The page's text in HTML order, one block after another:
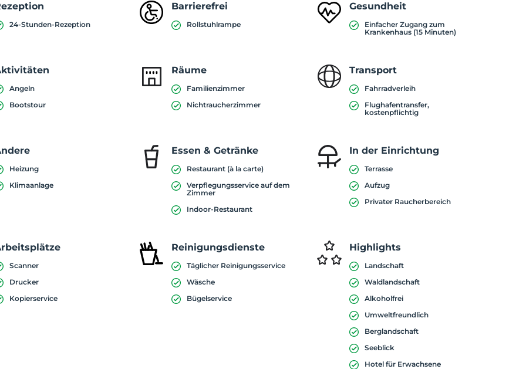
24-Stunden-Rezeption
Barrierefrei
Rollstuhlrampe
Gesundheit
Einfacher Zugang zum
Krankenhaus (15 Minuten)
Angeln
Bootstour
Räume
Familienzimmer
Nichtraucherzimmer
Transport
Fahrradverleih
Flughafentransfer,
kostenpflichtig
Heizung
Klimaanlage
Essen & Getränke
Restaurant (à la carte)
Verpflegungsservice auf dem
Zimmer
Indoor-Restaurant
In der Einrichtung
Terrasse
Aufzug
Privater Raucherbereich
Scanner
Drucker
Kopierservice
Reinigungsdienste
Täglicher Reinigungsservice
Wäsche
Bügelservice
Highlights
Landschaft
Waldlandschaft
Alkoholfrei
Umweltfreundlich
Berglandschaft
Seeblick
Hotel für Erwachsene